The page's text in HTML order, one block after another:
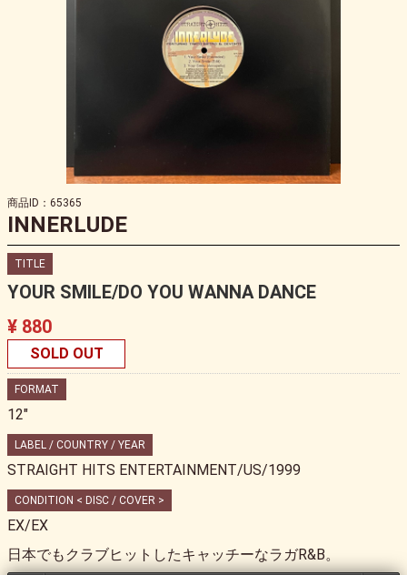
商品ID：65365
INNERLUDE
TITLE
YOUR SMILE/DO YOU WANNA DANCE
¥ 880
SOLD OUT
FORMAT
12"
LABEL / COUNTRY / YEAR
STRAIGHT HITS ENTERTAINMENT/US/1999
CONDITION < DISC / COVER >
EX/EX
日本でもクラブヒットしたキャッチーなラガR&B。